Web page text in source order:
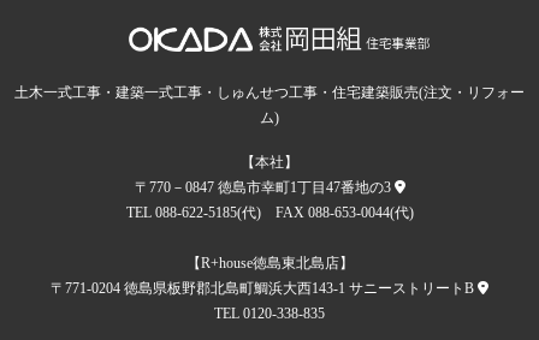
土木一式工事・建築一式工事・しゅんせつ工事・住宅建築販売(注文・リフォー
ム)
【本社】
〒770－0847 徳島市幸町1丁目47番地の3
TEL 088-622-5185(代) FAX 088-653-0044(代)
【R+house徳島東北島店】
〒771-0204 徳島県板野郡北島町鯛浜大西143-1 サニーストリートB
TEL 0120-338-835